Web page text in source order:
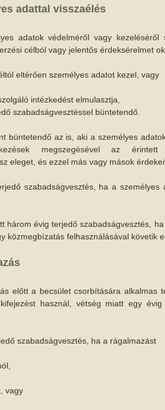
adattal visszaélés
adatok védelméről vagy kezeléséről
célból vagy jelentős érdeksérelmet
eltérően személyes adatot kezel, vagy
intézkedést elmulasztja,
szabadságvesztéssel büntetendő.
büntetendő az is, aki a személyes
megszegésével az érintett
eleget, és ezzel más vagy mások
szabadságvesztés, ha a személyes
három évig terjedő szabadságvesztés,
közmegbízatás felhasználásával követik
előtt a becsület csorbítására alkalmas
használ, vétség miatt egy évig
szabadságvesztés, ha a rágalmazást
vagy